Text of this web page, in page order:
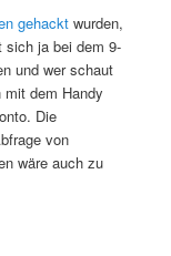
gehackt wurden,
sich ja bei dem 9-
und wer schaut
dem Handy
Die
von
wäre auch zu